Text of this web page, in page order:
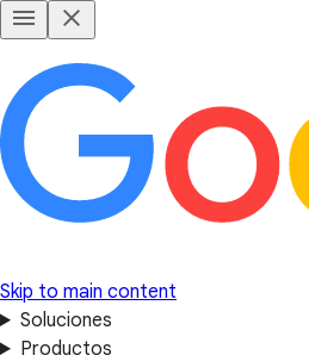
Skip to main content
Soluciones
Productos